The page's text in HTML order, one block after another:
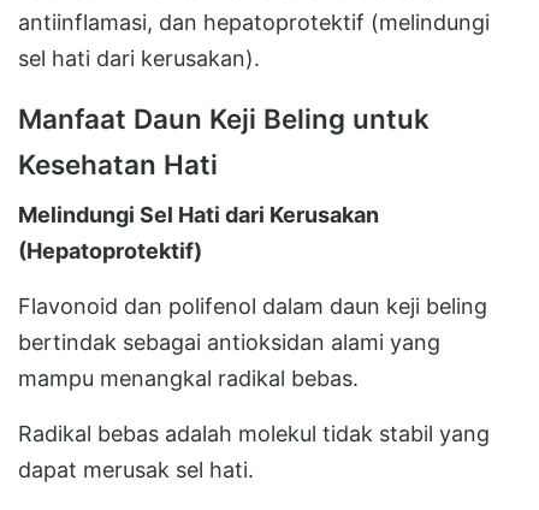
antiinflamasi, dan hepatoprotektif (melindungi
sel hati dari kerusakan).
Manfaat Daun Keji Beling untuk
Kesehatan Hati
Melindungi Sel Hati dari Kerusakan
(Hepatoprotektif)
Flavonoid dan polifenol dalam daun keji beling
bertindak sebagai antioksidan alami yang
mampu menangkal radikal bebas.
Radikal bebas adalah molekul tidak stabil yang
dapat merusak sel hati.